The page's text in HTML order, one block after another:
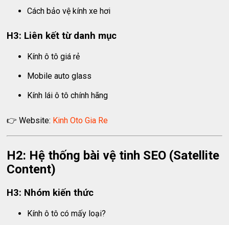
Cách bảo vệ kính xe hơi
H3: Liên kết từ danh mục
Kính ô tô giá rẻ
Mobile auto glass
Kính lái ô tô chính hãng
👉 Website: Kinh Oto Gia Re
H2: Hệ thống bài vệ tinh SEO (Satellite
Content)
H3: Nhóm kiến thức
Kính ô tô có mấy loại?